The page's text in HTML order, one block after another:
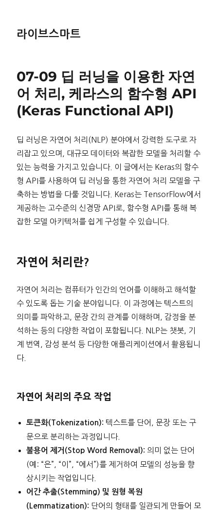
라이브스마트
07-09 딥 러닝을 이용한 자연
어 처리, 케라스의 함수형 API
(Keras Functional API)
딥 러닝은 자연어 처리(NLP) 분야에서 강력한 도구로 자
리잡고 있으며, 대규모 데이터와 복잡한 모델을 처리할 수
있는 능력을 가지고 있습니다. 이 글에서는 Keras의 함수
형 API를 사용하여 딥 러닝을 통한 자연어 처리 모델을 구
축하는 방법을 다룰 것입니다. Keras는 TensorFlow에서
제공하는 고수준의 신경망 API로, 함수형 API를 통해 복
잡한 모델 아키텍처를 쉽게 구성할 수 있습니다.
자연어 처리란?
자연어 처리는 컴퓨터가 인간의 언어를 이해하고 해석할
수 있도록 돕는 기술 분야입니다. 이 과정에는 텍스트의
의미를 파악하고, 문장 간의 관계를 이해하며, 감정을 분
석하는 등의 다양한 작업이 포함됩니다. NLP는 챗봇, 기
계 번역, 감성 분석 등 다양한 애플리케이션에서 활용됩니
다.
자연어 처리의 주요 작업
토큰화(Tokenization): 텍스트를 단어, 문장 또는 구
문으로 분리하는 과정입니다.
불용어 제거(Stop Word Removal): 의미 없는 단어
(예: “은”, “이”, “에서”)를 제거하여 모델의 성능을 향
상시키는 작업입니다.
어간 추출(Stemming) 및 원형 복원
(Lemmatization): 단어의 형태를 일관되게 만들어 모